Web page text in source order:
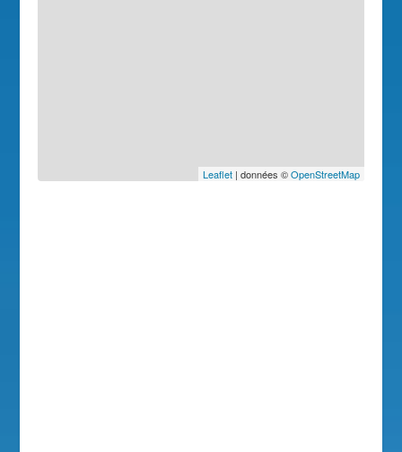
Leaflet| données ©OpenStreetMap